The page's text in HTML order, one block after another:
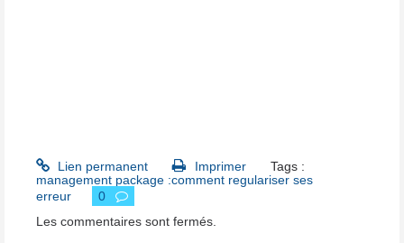
Lien permanent Imprimer
Tags :
management package :comment regulariser ses
erreur
0
Les commentaires sont fermés.